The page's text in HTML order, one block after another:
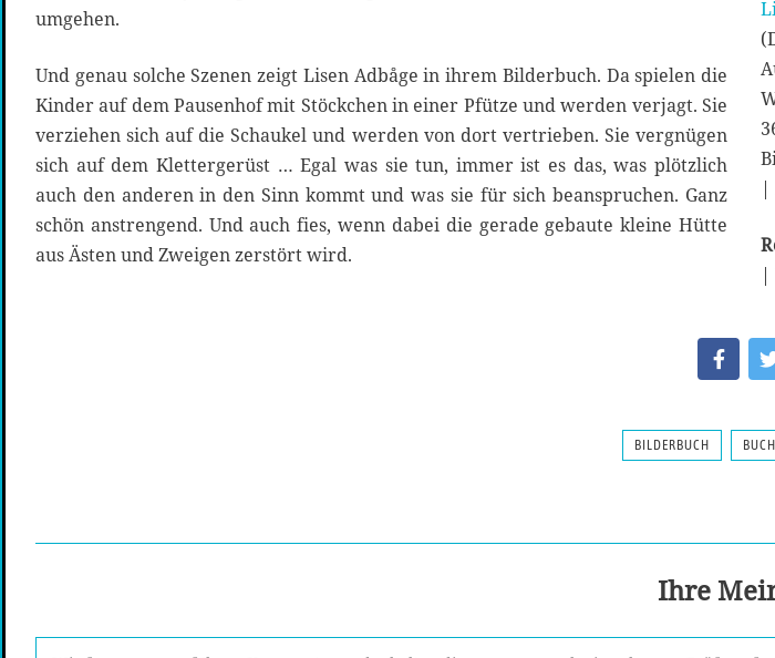
umgehen.
Und genau solche Szenen zeigt Lisen Adbåge in ihrem Bilderbuch. Da spielen die
Kinder auf dem Pausenhof mit Stöckchen in einer Pfütze und werden verjagt. Sie
verziehen sich auf die Schaukel und werden von dort vertrieben. Sie vergnügen
sich auf dem Klettergerüst … Egal was sie tun, immer ist es das, was plötzlich
auch den anderen in den Sinn kommt und was sie für sich beanspruchen. Ganz
schön anstrengend. Und auch fies, wenn dabei die gerade gebaute kleine Hütte
aus Ästen und Zweigen zerstört wird.
|
|
BILDERBUCH BUCH
Ihre